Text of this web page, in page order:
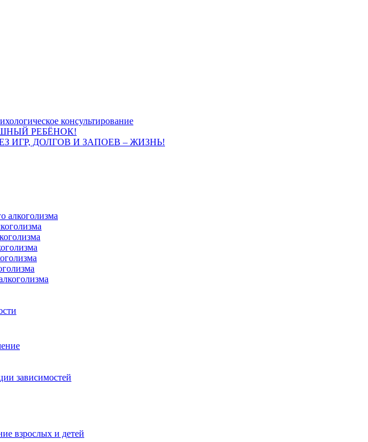
консультирование
РЕБЁНОК!
ИГР, ДОЛГОВ И ЗАПОЕВ – ЖИЗНЬ!
алкоголизма
зависимостей
взрослых и детей